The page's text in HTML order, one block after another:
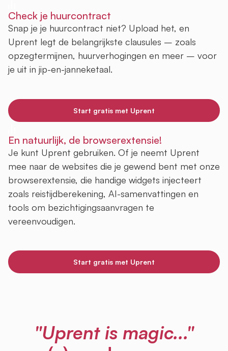
Check je huurcontract
Snap je je huurcontract niet? Upload het, en
Uprent legt de belangrijkste clausules – zoals
opzegtermijnen, huurverhogingen en meer – voor
je uit in jip-en-janneketaal.
Start gratis met Uprent
En natuurlijk, de browserextensie!
Je kunt Uprent gebruiken. Of je neemt Uprent
mee naar de websites die je gewend bent met onze
browserextensie, die handige widgets injecteert
zoals reistijdberekening, AI-samenvattingen en
tools om bezichtigingsaanvragen te
vereenvoudigen.
Start gratis met Uprent
"Uprent is magic..."